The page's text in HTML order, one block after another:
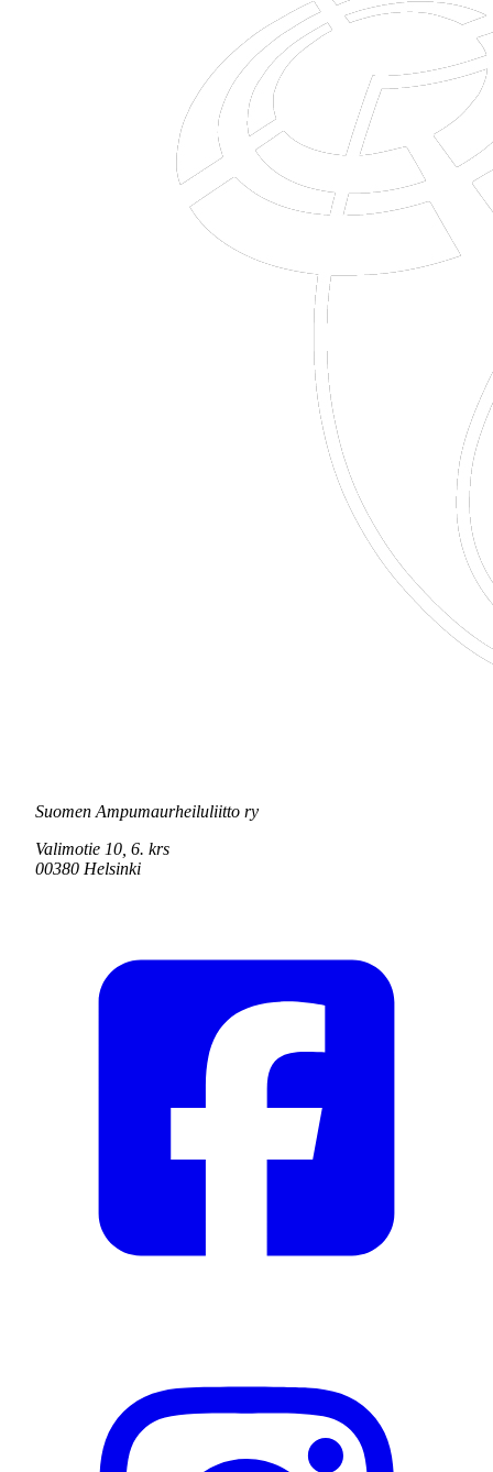
Suomen Ampumaurheiluliitto ry
Valimotie 10, 6. krs
00380 Helsinki